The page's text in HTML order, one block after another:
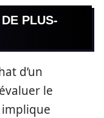
PLUS-
d’un
le